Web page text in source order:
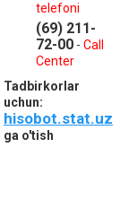
telefoni
(69) 211-
72-00 - Call
Center
Tadbirkorlar
uchun:
hisobot.stat.uz
ga o'tish